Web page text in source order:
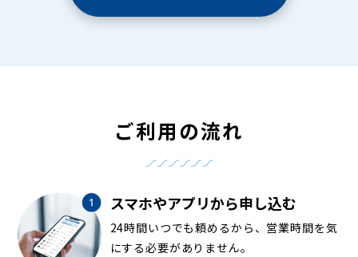
ご利用の流れ
スマホやアプリから申し込む
24時間いつでも頼めるから、営業時間を気
にする必要がありません。